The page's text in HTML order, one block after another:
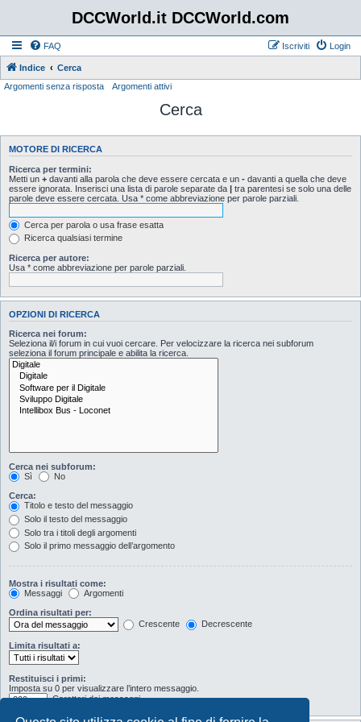
DCCWorld.it DCCWorld.com
FAQ Login
Iscriviti
Indice
Cerca
Argomenti senza risposta
Argomenti attivi
Cerca
MOTORE DI RICERCA
Ricerca per termini:
Metti un + davanti alla parola che deve essere cercata e un - davanti a quella che deve
essere ignorata. Inserisci una lista di parole separate da | tra parentesi se solo una delle
parole deve essere cercata. Usa * come abbreviazione per parole parziali.
Cerca per parola o usa frase esatta
Ricerca qualsiasi termine
Ricerca per autore:
Usa * come abbreviazione per parole parziali.
OPZIONI DI RICERCA
Ricerca nei forum:
Seleziona il/i forum in cui vuoi cercare. Per velocizzare la ricerca nei subforum
seleziona il forum principale e abilita la ricerca.
Cerca nei subforum:
Sì
No
Cerca:
Titolo e testo del messaggio
Solo il testo del messaggio
Solo tra i titoli degli argomenti
Solo il primo messaggio dell’argomento
Mostra i risultati come:
Messaggi
Argomenti
Ordina risultati per:
Crescente
Decrescente
Limita risultati a:
Restituisci i primi:
Imposta su 0 per visualizzare l’intero messaggio.
Caratteri dei messaggi